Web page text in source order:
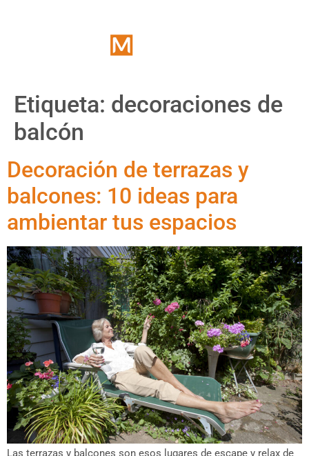
Etiqueta: decoraciones de
balcón
Decoración de terrazas y
balcones: 10 ideas para
ambientar tus espacios
Las terrazas y balcones son esos lugares de escape y relax de